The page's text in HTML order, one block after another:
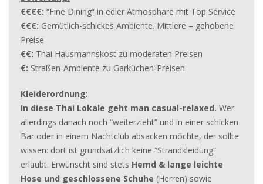
€€€€: “Fine Dining” in edler Atmosphäre mit Top Service
€€€: Gemütlich-schickes Ambiente. Mittlere – gehobene
Preise
€€: Thai Hausmannskost zu moderaten Preisen
€: Straßen-Ambiente zu Garküchen-Preisen
Kleiderordnung:
In diese Thai Lokale geht man casual-relaxed. Wer
allerdings danach noch “weiterzieht” und in einer schicken
Bar oder in einem Nachtclub absacken möchte, der sollte
wissen: dort ist grundsätzlich keine “Strandkleidung”
erlaubt. Erwünscht sind stets Hemd & lange leichte
Hose und geschlossene Schuhe (Herren) sowie